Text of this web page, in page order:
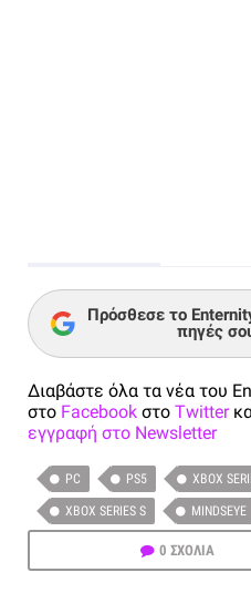
Πρόσθεσε το
πηγές
Διαβάστε όλα τα νέα του
στο Facebook στο Twitter
εγγραφή στο Newsletter
PC PS5 XBOX
XBOX SERIES S MINDSEYE
0 ΣΧΟΛΙΑ